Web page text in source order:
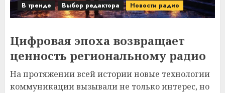
В тренде Выбор редактора Новости радио
Цифровая эпоха возвращает
ценность региональному радио
На протяжении всей истории новые технологии
коммуникации вызывали не только интерес, но